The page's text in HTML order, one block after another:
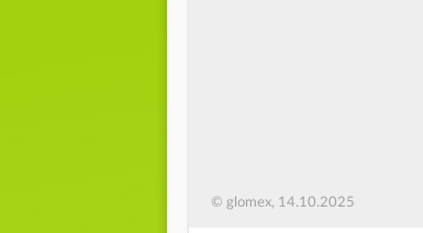
© glomex, 14.10.2025